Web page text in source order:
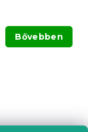
Bővebben